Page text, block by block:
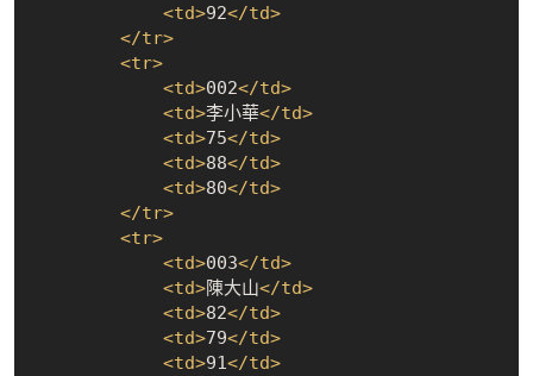
<td>92</td>
</tr>
<tr>
<td>002</td>
<td>李小華</td>
<td>75</td>
<td>88</td>
<td>80</td>
</tr>
<tr>
<td>003</td>
<td>陳大山</td>
<td>82</td>
<td>79</td>
<td>91</td>